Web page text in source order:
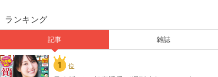
ランキング
記事 雑誌
1 位